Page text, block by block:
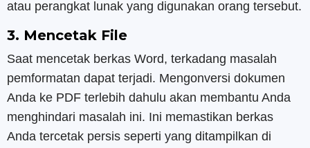
atau perangkat lunak yang digunakan orang tersebut.
3. Mencetak File
Saat mencetak berkas Word, terkadang masalah
pemformatan dapat terjadi. Mengonversi dokumen
Anda ke PDF terlebih dahulu akan membantu Anda
menghindari masalah ini. Ini memastikan berkas
Anda tercetak persis seperti yang ditampilkan di